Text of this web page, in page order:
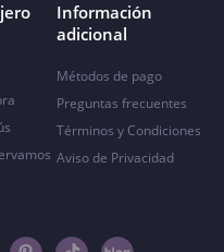
Información
adicional
Métodos de pago
Preguntas frecuentes
Términos y Condiciones
Aviso de Privacidad